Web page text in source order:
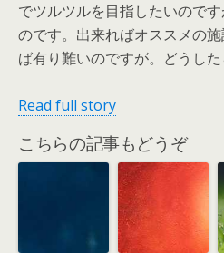
でツルツルを目指したいので
のです。出来ればオススメの
ば有り難いのですが。どうし
Read full story
こちらの記事もどうぞ